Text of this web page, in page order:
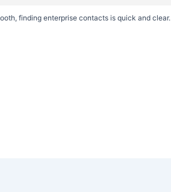
finding enterprise contacts is quick and clear.